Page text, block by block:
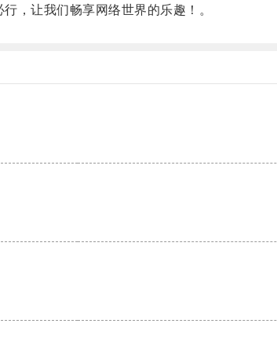
，让我们畅享网络世界的乐趣！。